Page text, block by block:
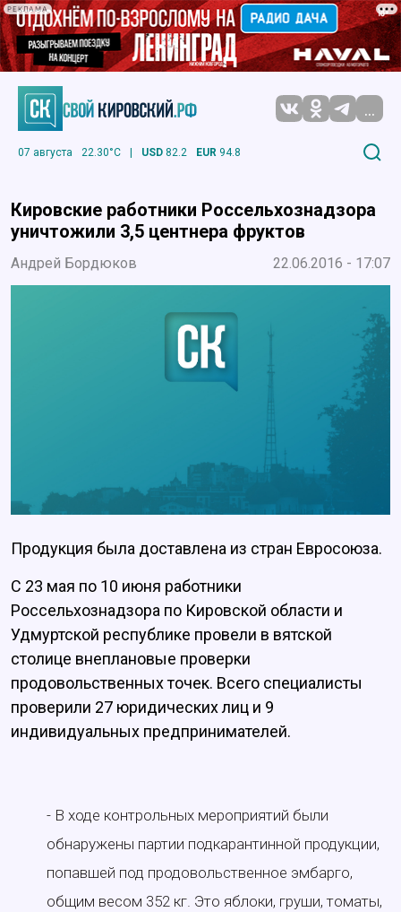
РЕКЛАМА
...
07 августа 22.30°C | USD 82.2 EUR 94.8
Кировские работники Россельхознадзора
уничтожили 3,5 центнера фруктов
Андрей Бордюков 22.06.2016 - 17:07
Продукция была доставлена из стран Евросоюза.
С 23 мая по 10 июня работники
Россельхознадзора по Кировской области и
Удмуртской республике провели в вятской
столице внеплановые проверки
продовольственных точек. Всего специалисты
проверили 27 юридических лиц и 9
индивидуальных предпринимателей.
- В ходе контрольных мероприятий были
обнаружены партии подкарантинной продукции,
попавшей под продовольственное эмбарго,
общим весом 352 кг. Это яблоки, груши, томаты,